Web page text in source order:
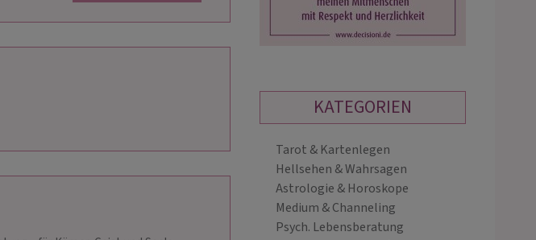
KATEGORIEN
Tarot & Kartenlegen
Hellsehen & Wahrsagen
Astrologie & Horoskope
Medium & Channeling
Psych. Lebensberatung